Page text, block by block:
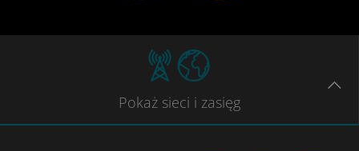
Pokaż sieci i zasięg